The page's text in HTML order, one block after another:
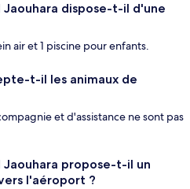
Jaouhara dispose-t-il d'une
air et 1 piscine pour enfants.
t-il les animaux de
et d'assistance ne sont pas
Jaouhara propose-t-il un
l'aéroport ?